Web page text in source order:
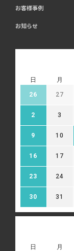
お客様事例
お知らせ
日 月
26 27
2 3
9 10
16 17
23 24
30 31
日 月